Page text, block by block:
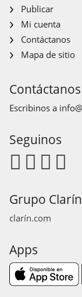
Publicar
Mi cuenta
Contáctanos
Mapa de sitio
Contáctanos
Escribinos a
Seguinos
Grupo Clarín
clarín.com
Apps